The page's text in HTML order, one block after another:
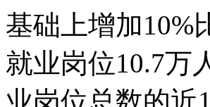
基础上增加10%
就业岗位10.7万